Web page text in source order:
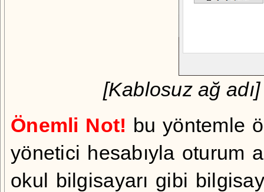
[Kablosuz ağ
Önemli Not! bu yöntemle
yönetici hesabıyla oturum
okul bilgisayarı gibi